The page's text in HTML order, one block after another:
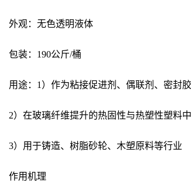
外观：无色透明液体
包装：190公斤/桶
用途：1）作为粘接促进剂、偶联剂、密封
2）在玻璃纤维提升的热固性与热塑性塑料中
3）用于铸造、树脂砂轮、木塑原料等行业
作用机理